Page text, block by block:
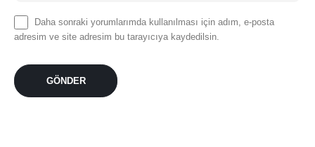
Daha sonraki yorumlarımda kullanılması için adım, e-posta
adresim ve site adresim bu tarayıcıya kaydedilsin.